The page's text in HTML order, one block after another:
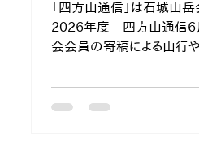
「四方山通信」は石城山
2026年度 四方山通信6月
会会員の寄稿による山行
す。